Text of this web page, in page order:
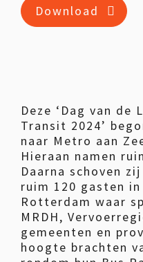
Download
Deze ‘Dag van de
Transit 2024’
naar Metro aan
Hieraan namen
Daarna schoven
ruim 120 gasten
Rotterdam waar
MRDH,
gemeenten en
hoogte brachten